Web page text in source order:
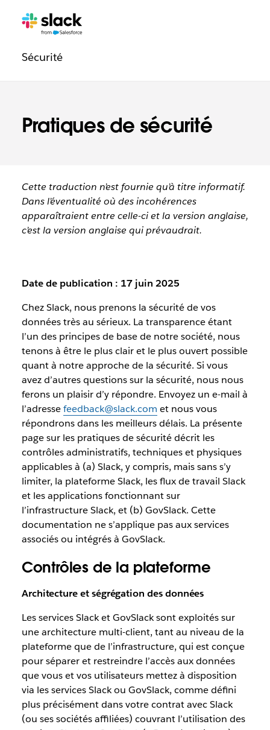
Pratiques de sécurité
Navigation
légale
Pages
Sécuritésupplémentaires
Cette traduction n’est fournie qu’à titre informatif.
Dans l’éventualité où des incohérences
apparaîtraient entre celle-ci et la version anglaise,
c’est la version anglaise qui prévaudrait.
Date de publication : 17 juin 2025
Chez Slack, nous prenons la sécurité de vos
données très au sérieux. La transparence étant
l’un des principes de base de notre société, nous
tenons à être le plus clair et le plus ouvert possible
quant à notre approche de la sécurité. Si vous
avez d’autres questions sur la sécurité, nous nous
ferons un plaisir d’y répondre. Envoyez un e-mail à
l’adressefeedback@slack.com et nous vous
répondrons dans les meilleurs délais. La présente
page sur les pratiques de sécurité décrit les
contrôles administratifs, techniques et physiques
applicables à (a) Slack, y compris, mais sans s’y
limiter, la plateforme Slack, les flux de travail Slack
et les applications fonctionnant sur
l’infrastructure Slack, et (b) GovSlack. Cette
documentation ne s’applique pas aux services
associés ou intégrés à GovSlack.
Contrôles de la plateforme
Architecture et ségrégation des données
Les services Slack et GovSlack sont exploités sur
une architecture multi-client, tant au niveau de la
plateforme que de l’infrastructure, qui est conçue
pour séparer et restreindre l’accès aux données
que vous et vos utilisateurs mettez à disposition
via les services Slack ou GovSlack, comme défini
plus précisément dans votre contrat avec Slack
(ou ses sociétés affiliées) couvrant l’utilisation des